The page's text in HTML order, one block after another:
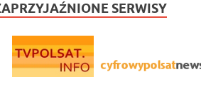
SERWISY